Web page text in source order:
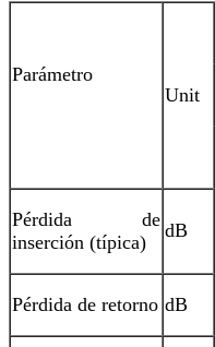
Parámetro
Unit
Pérdida de
inserción (típica)
dB
Pérdida de retorno dB